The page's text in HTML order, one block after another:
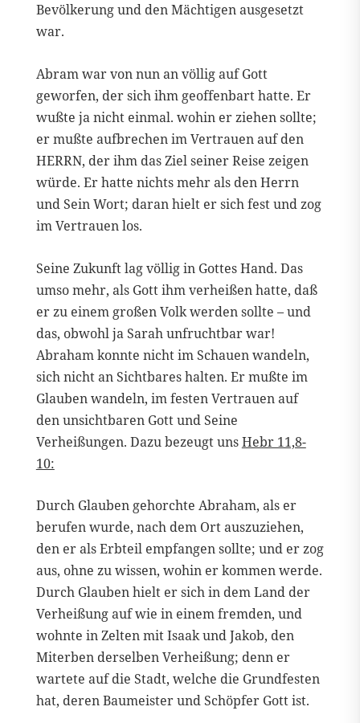
Bevölkerung und den Mächtigen ausgesetzt
war.
Abram war von nun an völlig auf Gott
geworfen, der sich ihm geoffenbart hatte. Er
wußte ja nicht einmal. wohin er ziehen sollte;
er mußte aufbrechen im Vertrauen auf den
HERRN, der ihm das Ziel seiner Reise zeigen
würde. Er hatte nichts mehr als den Herrn
und Sein Wort; daran hielt er sich fest und zog
im Vertrauen los.
Seine Zukunft lag völlig in Gottes Hand. Das
umso mehr, als Gott ihm verheißen hatte, daß
er zu einem großen Volk werden sollte – und
das, obwohl ja Sarah unfruchtbar war!
Abraham konnte nicht im Schauen wandeln,
sich nicht an Sichtbares halten. Er mußte im
Glauben wandeln, im festen Vertrauen auf
den unsichtbaren Gott und Seine
Verheißungen. Dazu bezeugt unsHebr 11,8-
10:
Durch Glauben gehorchte Abraham, als er
berufen wurde, nach dem Ort auszuziehen,
den er als Erbteil empfangen sollte; und er zog
aus, ohne zu wissen, wohin er kommen werde.
Durch Glauben hielt er sich in dem Land der
Verheißung auf wie in einem fremden, und
wohnte in Zelten mit Isaak und Jakob, den
Miterben derselben Verheißung; denn er
wartete auf die Stadt, welche die Grundfesten
hat, deren Baumeister und Schöpfer Gott ist.